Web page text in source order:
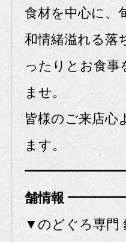
食材を中心に、
和情緒溢れる落
ったりとお食事
ませ。
皆様のご来店心
ます。
━━━━━━━━
舗情報
▼のどぐろ専門